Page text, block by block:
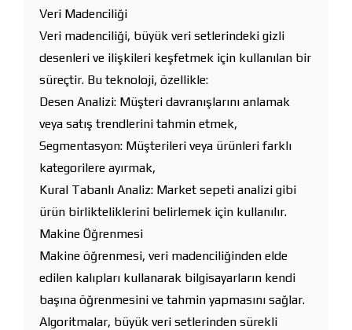
Veri Madenciliği
Veri madenciliği, büyük veri setlerindeki gizli
desenleri ve ilişkileri keşfetmek için kullanılan bir
süreçtir. Bu teknoloji, özellikle:
Desen Analizi: Müşteri davranışlarını anlamak
veya satış trendlerini tahmin etmek,
Segmentasyon: Müşterileri veya ürünleri farklı
kategorilere ayırmak,
Kural Tabanlı Analiz: Market sepeti analizi gibi
ürün birlikteliklerini belirlemek için kullanılır.
Makine Öğrenmesi
Makine öğrenmesi, veri madenciliğinden elde
edilen kalıpları kullanarak bilgisayarların kendi
başına öğrenmesini ve tahmin yapmasını sağlar.
Algoritmalar, büyük veri setlerinden sürekli